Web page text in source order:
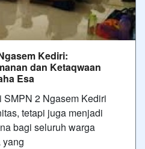
Kediri:
dan Ketaqwaan
Esa
2 Ngasem Kediri
tetapi juga menjadi
bagi seluruh warga